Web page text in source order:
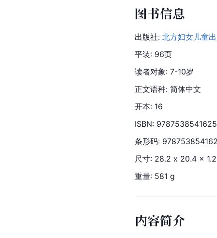
图书信息
出版社: 北方妇女儿童
平装: 96页
读者对象: 7-10岁
正文语种: 简体中文
开本: 16
ISBN: 9787538541625
条形码:
尺寸: 28.2 x 20.4 x
重量: 581 g
内容简介